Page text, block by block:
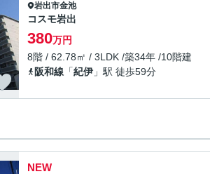
岩出市金池
コスモ岩出
380万円
8階 / 62.78㎡ / 3LDK /築34年 /10階建
阪和線 「紀伊 」駅 徒歩59分
NEW